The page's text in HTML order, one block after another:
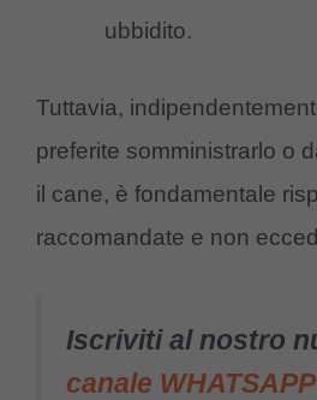
ubbidito.
Tuttavia,
preferite somministrarlo o
il cane, è fondamentale
raccomandate e non
Iscriviti al nostro
canale WHATSAPP